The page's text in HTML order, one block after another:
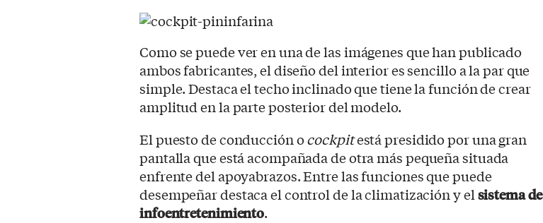
Como se puede ver en una de las imágenes que han publicado
ambos fabricantes, el diseño del interior es sencillo a la par que
simple. Destaca el techo inclinado que tiene la función de crear
amplitud en la parte posterior del modelo.
El puesto de conducción ocockpitestá presidido por una gran
pantalla que está acompañada de otra más pequeña situada
enfrente del apoyabrazos. Entre las funciones que puede
desempeñar destaca el control de la climatización y elsistema de
infoentretenimiento.